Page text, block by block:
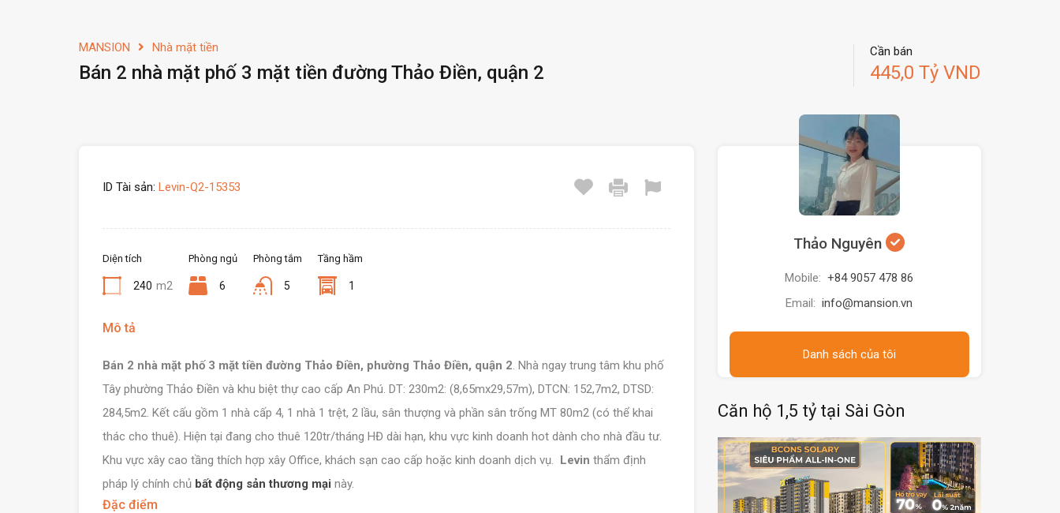
MANSION Nhà mặt tiền
Bán 2 nhà mặt phố 3 mặt tiền đường Thảo Điền, quận 2
Cần bán
445,0 Tỷ VND
ID Tài sản: Levin-Q2-15353
Diện tích
240 m2
Phòng ngủ
6
Phòng tắm
5
Tầng hầm
1
Mô tả
Bán 2 nhà mặt phố 3 mặt tiền đường Thảo Điền, phường Thảo Điền, quận 2. Nhà ngay trung tâm khu phố
Tây phường Thảo Điền và khu biệt thự cao cấp An Phú. DT: 230m2: (8,65mx29,57m), DTCN: 152,7m2, DTSD:
284,5m2. Kết cấu gồm 1 nhà cấp 4, 1 nhà 1 trệt, 2 lầu, sân thượng và phần sân trống MT 80m2 (có thể khai
thác cho thuê). Hiện tại đang cho thuê 120tr/tháng HĐ dài hạn, khu vực kinh doanh hot dành cho nhà đầu tư.
Khu vực xây cao tầng thích hợp xây Office, khách sạn cao cấp hoặc kinh doanh dịch vụ. Levin thẩm định
pháp lý chính chủ bất động sản thương mại này.
Đặc điểm
Thảo Nguyên
Mobile: +84 9057 478 86
Email: info@mansion.vn
Danh sách của tôi
Căn hộ 1,5 tỷ tại Sài Gòn